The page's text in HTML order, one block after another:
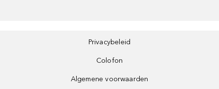
Privacybeleid
Colofon
Algemene voorwaarden